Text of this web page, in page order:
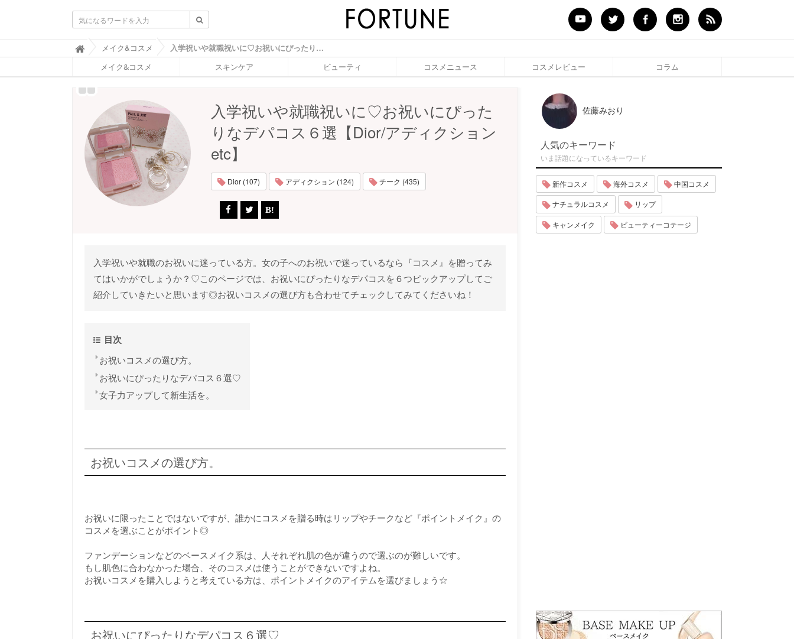
ふ
ぉ
ち
ゅ
O
R
U
N
メイク&コスメ 入学祝いや就職祝いに♡お祝いにぴったりなデパコス６選【Dior/アディクションetc】 - ふぉーちゅん(FORTUNE)
メイク&コスメ スキンケア ビューティ コスメニュース コスメレビュー コラム
入学祝いや就職祝いに♡お祝いにぴった
りなデパコス６選【Dior/アディクション
etc】
Dior (107) アディクション (124) チーク (435)
入学祝いや就職のお祝いに迷っている方。女の子へのお祝いで迷っているなら『コスメ』を贈ってみ
てはいかがでしょうか？♡このページでは、お祝いにぴったりなデパコスを６つピックアップしてご
紹介していきたいと思います◎お祝いコスメの選び方も合わせてチェックしてみてくださいね！
目次
お祝いコスメの選び方。
お祝いにぴったりなデパコス６選♡
女子力アップして新生活を。
お祝いコスメの選び方。
お祝いに限ったことではないですが、誰かにコスメを贈る時はリップやチークなど『ポイントメイク』の
コスメを選ぶことがポイント◎
ファンデーションなどのベースメイク系は、人それぞれ肌の色が違うので選ぶのが難しいです。
もし肌色に合わなかった場合、そのコスメは使うことができないですよね。
お祝いコスメを購入しようと考えている方は、ポイントメイクのアイテムを選びましょう☆
お祝いにぴったりなデパコス６選♡
佐藤みおり
人気のキーワード
いま話題になっているキーワード
新作コスメ 海外コスメ 中国コスメ
ナチュラルコスメ リップ
キャンメイク ビューティーコテージ